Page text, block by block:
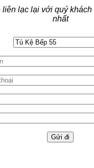
liên lạc lại với quý
nhất